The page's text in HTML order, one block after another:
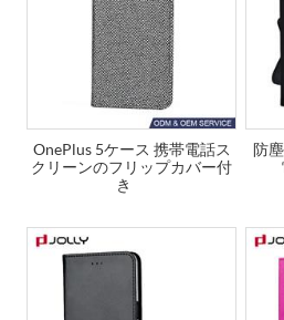
OnePlus 5ケース 携帯電話ス
クリーンのフリップカバー付
き
防